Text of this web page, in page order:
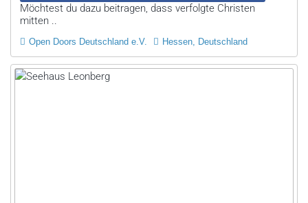
Möchtest du dazu beitragen, dass verfolgte Christen
mitten ..
Open Doors Deutschland e.V. Hessen, Deutschland